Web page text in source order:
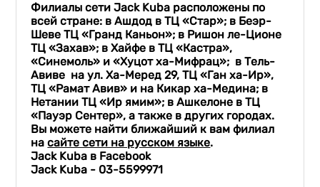
Филиалы сетиJack Kuba расположены по
всей стране: в Ашдод в ТЦ «Стар»; в Беэр-
Шеве ТЦ «Гранд Каньон»; в Ришон ле-Ционе
ТЦ «Захав»; в Хайфе в ТЦ «Кастра»,
«Синемоль» и «Хуцот ха-Мифрац»; в Тель-
Авиве на ул. Ха-Меред 29, ТЦ «Ган ха-Ир»,
ТЦ «Рамат Авив» и на Кикар ха-Медина; в
Нетании ТЦ «Ир ямим»; в Ашкелоне в ТЦ
«Пауэр Сентер», а также в других городах.
Вы можете найти ближайший к вам филиал
на сайте сети на русском языке.
Jack Kubа в Facebook
Jack Kuba - 03-5599971